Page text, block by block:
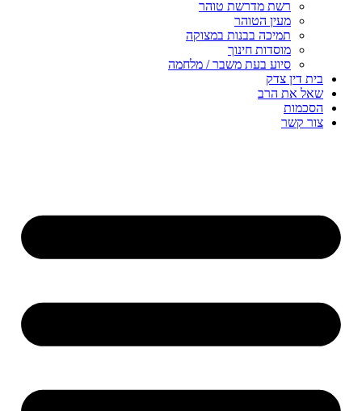
רשת מדרשת טוהר
מעין הטוהר
תמיכה בבנות במצוקה
מוסדות חינוך
סיוע בעת משבר / מלחמה
בית דין צדק
שאל את הרב
הסכמות
צור קשר